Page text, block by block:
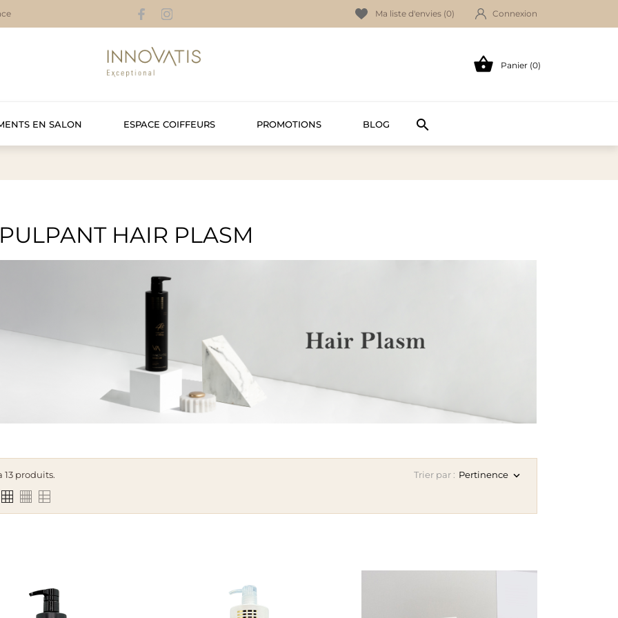
Ma liste d'envies (0) Connexion
 Panier (0)
EN SALON ESPACE COIFFEURS PROMOTIONS BLOG 
HAIR PLASM
13 produits. Trier par : Pertinence 
APERÇU RAPIDE